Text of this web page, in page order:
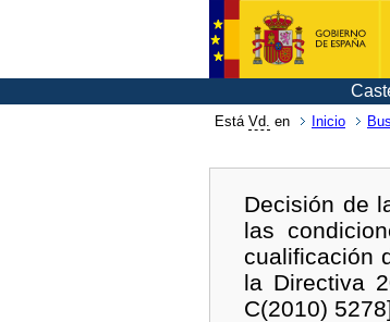
Está Vd. en Inicio
Decisión de
las
cualificación
la Directiva
C(2010)